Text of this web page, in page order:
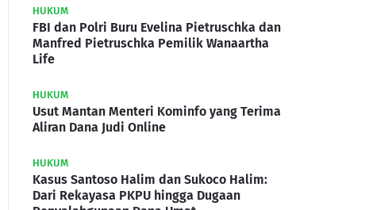
HUKUM
FBI dan Polri Buru Evelina Pietruschka dan
Manfred Pietruschka Pemilik Wanaartha
Life
HUKUM
Usut Mantan Menteri Kominfo yang Terima
Aliran Dana Judi Online
HUKUM
Kasus Santoso Halim dan Sukoco Halim:
Dari Rekayasa PKPU hingga Dugaan